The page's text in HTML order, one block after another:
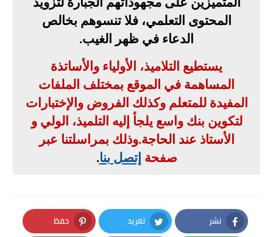
المحتوى التعلمي، فلا تنسوهم بخالص
الدعاء في ظهر الغيب.
يستطيع التلاميذ، الأولياء والأساتذة
المساهمة في الموقع بمختلف الملفات
المفيدة للمتعلم وكذلك الفروض والإختبارات
لتكوين بنك واسع يلجأ إليه التلميذ، الولي و
الأستاذ عند الحاجة.وذلك بمراسلتنا عبر
صفحة إتصل بنا.
نشر تغريد حفظ